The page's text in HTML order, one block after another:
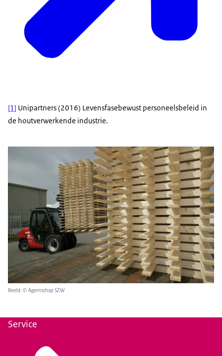
[1] Unipartners (2016) Levensfasebewust personeelsbeleid in
de houtverwerkende industrie.
Beeld: © Agentschap SZW
Service